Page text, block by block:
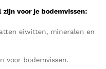
voor je bodemvissen:
eiwitten, mineralen en
voor bodemvissen.